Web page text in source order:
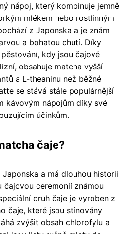
nápoj, který kombinuje jemně
mlékem nebo rostlinným
z Japonska a je znám
a bohatou chutí. Díky
kdy jsou čajové
obsahuje matcha vyšší
a L-theaninu než běžné
se stává stále populárnější
kávovým nápojům díky své
účinkům.
čaje?
a má dlouhou historii
čajovou ceremonií známou
druh čaje je vyroben z
čaje, které jsou stínovány
zvýšit obsah chlorofylu a